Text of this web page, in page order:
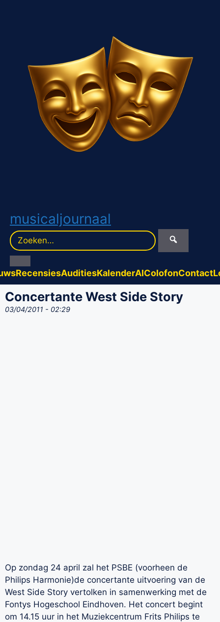
musicaljournaal
Zoek
naar:
RecensiesAuditiesKalenderAIColofonContact
Concertante West Side Story
03/04/2011 - 02:29
Op zondag 24 april zal het PSBE (voorheen de
Philips Harmonie)de concertante uitvoering van de
West Side Story vertolken in samenwerking met de
Fontys Hogeschool Eindhoven. Het concert begint
om 14.15 uur in het Muziekcentrum Frits Philips te